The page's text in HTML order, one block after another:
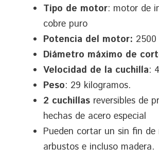
Tipo de motor: motor de
cobre puro
Potencia del motor:
Diámetro máximo de
Velocidad de la cuchilla:
Peso: 29 kilogramos.
2 cuchillas reversibles de
hechas de acero especial
Pueden cortar un sin fin de
arbustos e incluso madera.